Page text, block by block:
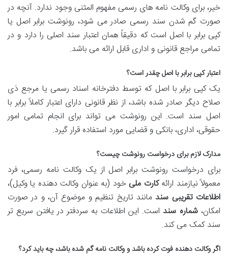
خیر، برای وکالت نامه های رسمی مفهوم المثنی وجود ندارد. آنچه در
صورت گم شدن سند رسمی صادر می شود، رونوشت برابر اصل یا
کپی برابر با اصل است که دقیقاً همان اعتبار سند اصلی را دارد و در
تمامی مراجع قانونی و اداری قابل ارائه می باشد.
اعتبار کپی برابر با اصل چقدر است؟
یک کپی برابر با اصل که توسط دفترخانه اسناد رسمی یا مرجع ذی
صلاح دیگر صادر شده باشد، از نظر قانونی دارای اعتبار کاملاً برابر با
اصل سند است. این رونوشت می تواند برای انجام تمامی امور
حقوقی، اداری، بانکی و قضایی مورد استفاده قرار گیرد.
مدارک لازم برای درخواست رونوشت چیست؟
برای درخواست رونوشت برابر اصل از یک وکالت نامه رسمی، فرد
معمولاً نیازمند ارائهکارت ملی خود (به عنوان وکالت دهنده یا وکیل)،
اطلاعات تقریبی سندمانند تاریخ تنظیم و موضوع آن، و در صورت
امکان،شماره سنداست. این اطلاعات به سردفتر در یافتن سریع تر
سند کمک می کند.
اگر وکالت دهنده فوت کرده باشد و وکالت نامه گم شده باشد، چه باید کرد؟